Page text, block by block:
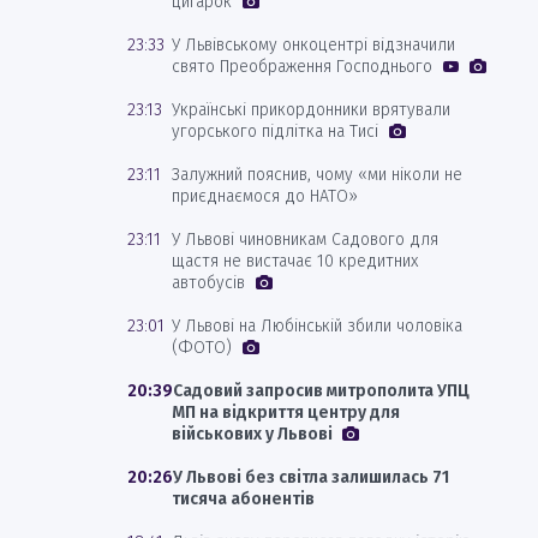
23:33 У Львівському онкоцентрі відзначили
свято Преображення Господнього
23:13 Українські прикордонники врятували
угорського підлітка на Тисі
23:11
Залужний пояснив, чому «ми ніколи не
приєднаємося до НАТО»
23:11
У Львові чиновникам Садового для
щастя не вистачає 10 кредитних
автобусів
23:01 У Львові на Любінській збили чоловіка
(ФОТО)
20:39Садовий запросив митрополита УПЦ
МП на відкриття центру для
військових у Львові
20:26У Львові без світла залишилась 71
тисяча абонентів